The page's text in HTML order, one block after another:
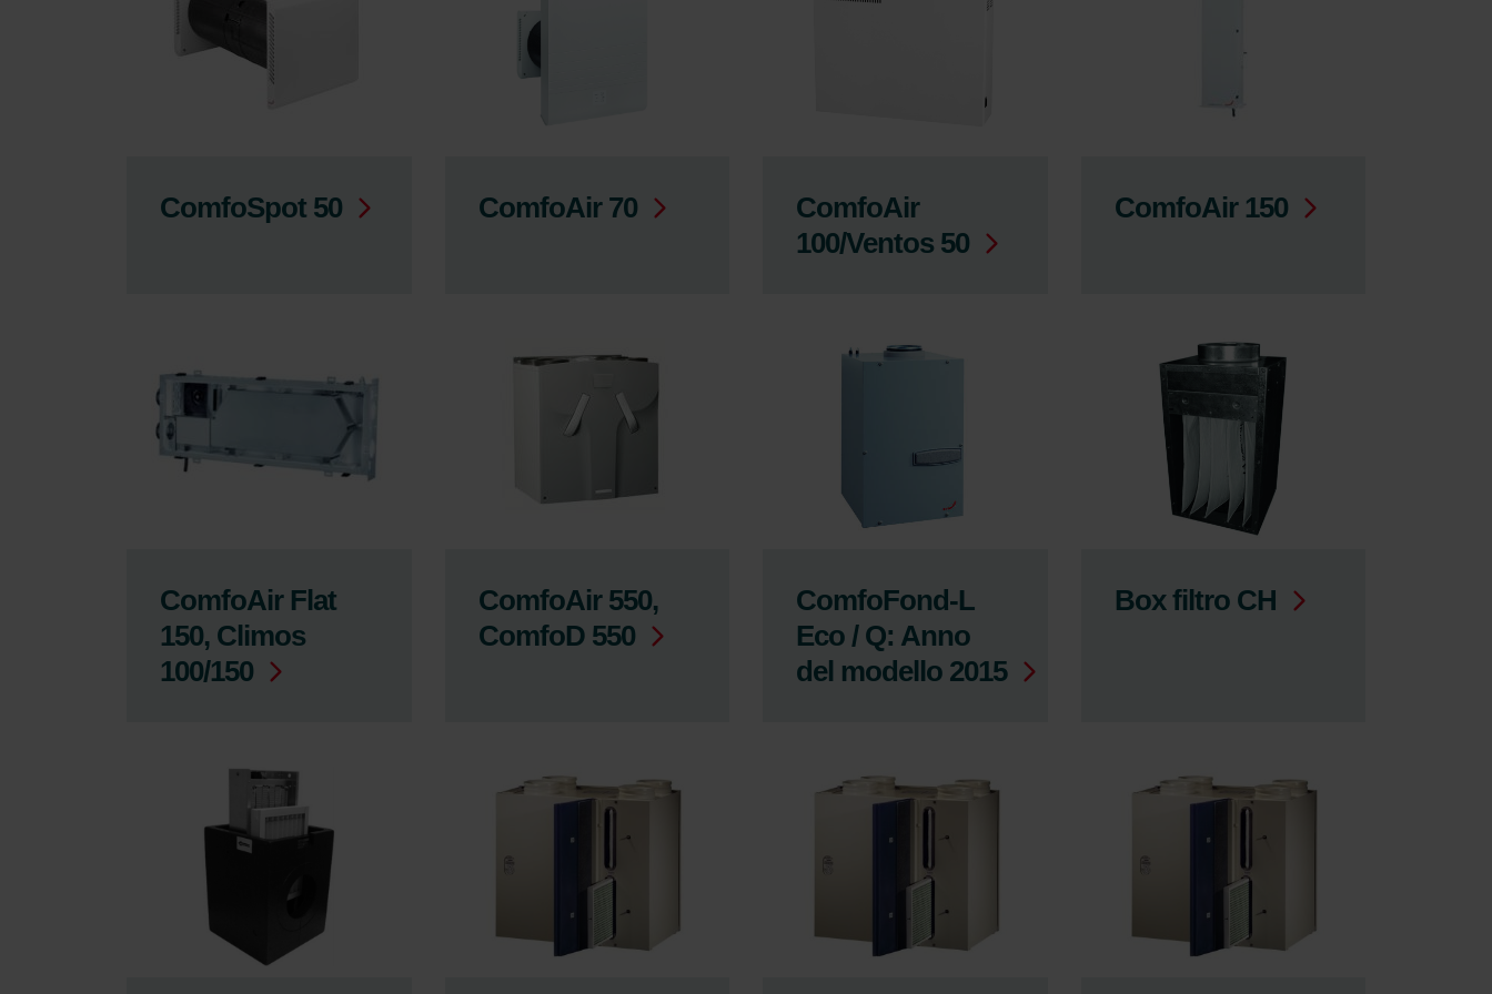
ComfoSpot 50 ComfoAir 70
ComfoAir
100/Ventos 50
ComfoAir 150
ComfoAir Flat
150, Climos
100/150
ComfoAir 550,
ComfoD 550
ComfoFond-L
Eco / Q: Anno
del modello 2015
Box filtro CH